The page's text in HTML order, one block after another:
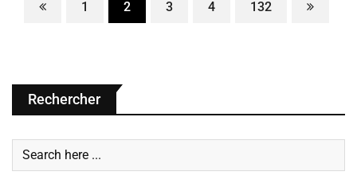
1 2 3 4 132
Rechercher